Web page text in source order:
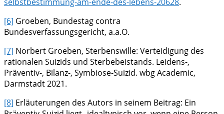
[6] Groeben, Bundestag contra
Bundesverfassungsgericht, a.a.O.
[7] Norbert Groeben, Sterbenswille: Verteidigung des
rationalen Suizids und Sterbebeistands. Leidens-,
Präventiv-, Bilanz-, Symbiose-Suizid. wbg Academic,
Darmstadt 2021.
[8] Erläuterungen des Autors in seinem Beitrag: Ein